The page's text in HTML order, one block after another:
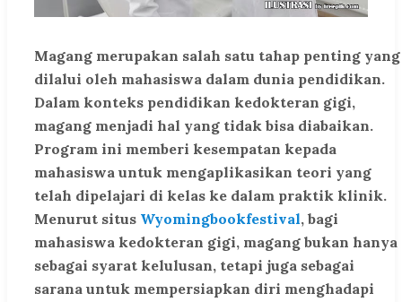
Magang merupakan salah satu tahap penting yang
dilalui oleh mahasiswa dalam dunia pendidikan.
Dalam konteks pendidikan kedokteran gigi,
magang menjadi hal yang tidak bisa diabaikan.
Program ini memberi kesempatan kepada
mahasiswa untuk mengaplikasikan teori yang
telah dipelajari di kelas ke dalam praktik klinik.
Menurut situs Wyomingbookfestival, bagi
mahasiswa kedokteran gigi, magang bukan hanya
sebagai syarat kelulusan, tetapi juga sebagai
sarana untuk mempersiapkan diri menghadapi